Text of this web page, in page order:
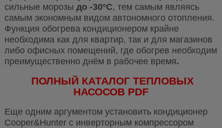
сильные морозы до -30°С, тем самым являясь
самым экономным видом автономного отопления.
Функция обогрева кондиционером крайне
необходима как для квартир, так и для магазинов
либо офисных помещений, где обогрев необходим
преимущественно днём в рабочее время.
ПОЛНЫЙ КАТАЛОГ ТЕПЛОВЫХ
НАСОСОВ PDF
Еще одним аргументом установить кондиционер
Cooper&Hunter с инверторным компрессором